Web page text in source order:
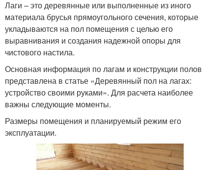
Лаги – это деревянные или выполненные из иного
материала брусья прямоугольного сечения, которые
укладываются на пол помещения с целью его
выравнивания и создания надежной опоры для
чистового настила.
Основная информация по лагам и конструкции полов
представлена в статье «Деревянный пол на лагах:
устройство своими руками». Для расчета наиболее
важны следующие моменты.
Размеры помещения и планируемый режим его
эксплуатации.